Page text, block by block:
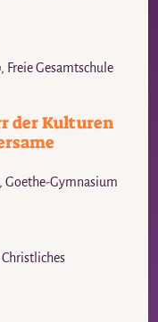
Freie Gesamtschule
der Kulturen
Goethe-Gymnasium